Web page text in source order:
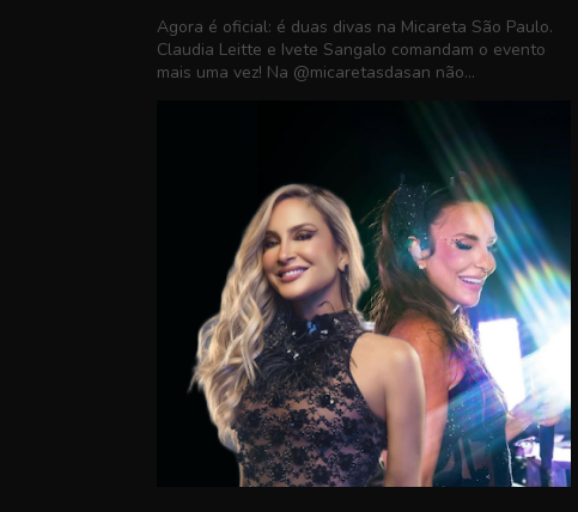
Agora é oficial: é duas divas na Micareta São Paulo.
Claudia Leitte e Ivete Sangalo comandam o evento
mais uma vez! Na @micaretasdasan não...